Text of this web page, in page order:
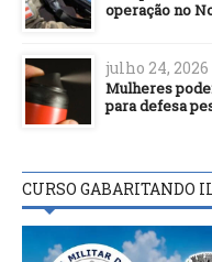
operação no
julho 24, 2026
Mulheres
para defesa
CURSO GABARITANDO